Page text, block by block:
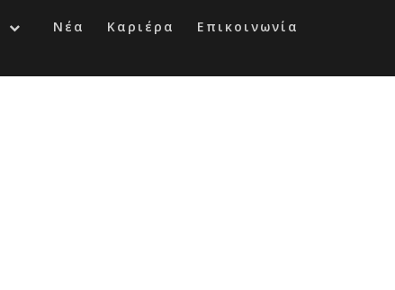
Νέα Καριέρα Επικοινωνία